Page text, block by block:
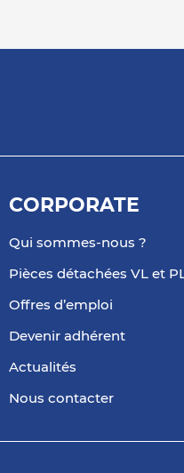
Voir plus
CORPORATE
Qui sommes-nous ?
Pièces détachées VL et
Offres d’emploi
Devenir adhérent
Actualités
Nous contacter